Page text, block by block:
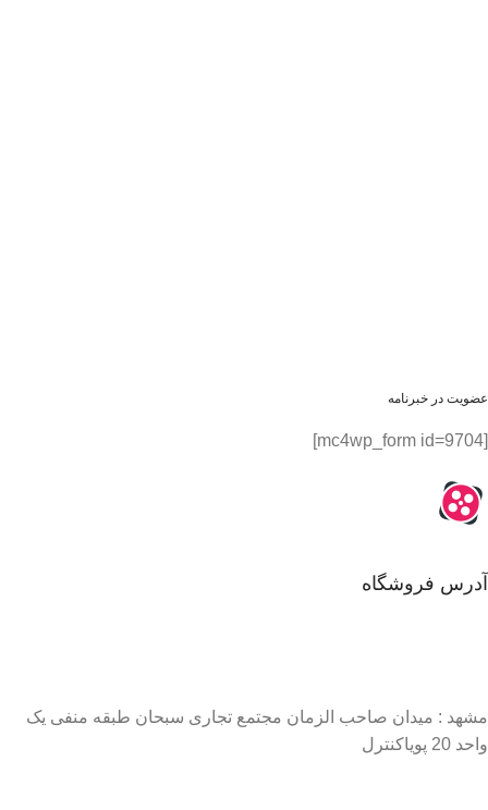
عضویت در خبرنامه
[mc4wp_form id=9704]
آدرس فروشگاه
مشهد : میدان صاحب الزمان مجتمع تجاری سبحان طبقه منفی یک
واحد 20 پویاکنترل